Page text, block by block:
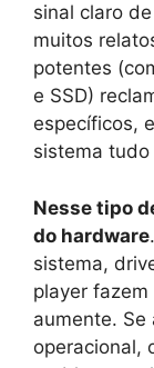
sinal claro
muitos
potentes
e SSD)
específicos,
sistema
Nesse tipo
do hardware
sistema,
player
aumente.
operacional,